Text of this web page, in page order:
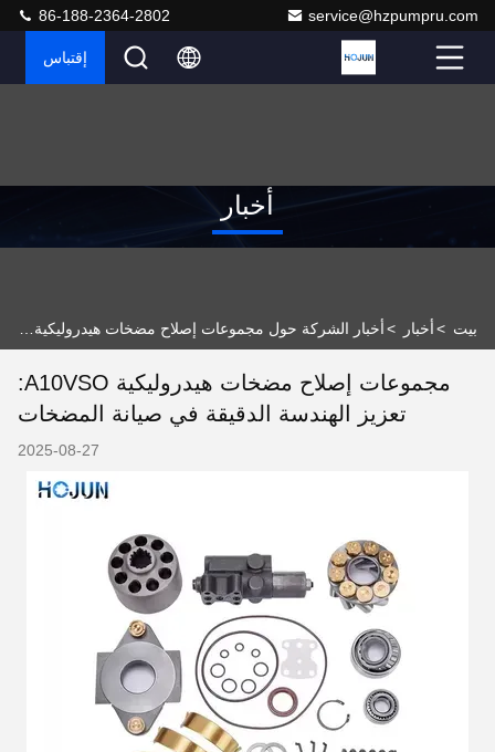
service@hzpumpru.com
86-188-2364-2802
إقتباس
أخبار
بيت >أخبار >
مجموعات إصلاح مضخات هيدروليكية A10VSO:
تعزيز الهندسة الدقيقة في صيانة المضخات
2025-08-27